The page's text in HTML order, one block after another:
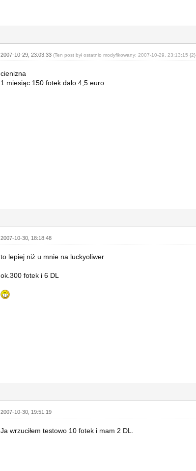
2007-10-29, 23:03:33 (Ten post był ostatnio modyfikowany: 2007-10-29, 23:13:15
cienizna
1 miesiąc 150 fotek dało 4,5 euro
2007-10-30, 18:18:48
to lepiej niż u mnie na luckyoliwer
ok.300 fotek i 6 DL
2007-10-30, 19:51:19
Ja wrzuciłem testowo 10 fotek i mam 2 DL.